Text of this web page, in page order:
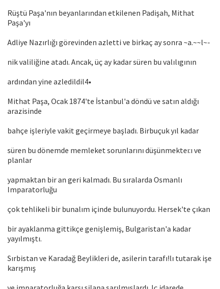
Rüştü Paşa'nın beyanlarından etkilenen Padişah, Mithat
Paşa'yı
Adliye Nazırlığı görevinden azletti ve birkaç ay sonra ~a.~~l~-
nik valiliğine atadı. Ancak, üç ay kadar süren bu valılıgının
ardından yine azledildil4•
Mithat Paşa, Ocak 1874'te İstanbul'a döndü ve satın aldığı
arazisinde
bahçe işleriyle vakit geçirmeye başladı. Birbuçuk yıl kadar
süren bu dönemde memleket sorunlarını düşünmekteı:ı ve
planlar
yapmaktan bir an geri kalmadı. Bu sıralarda Osmanlı
Imparatorluğu
çok tehlikeli bir bunalım içinde bulunuyordu. Hersek'te çıkan
bir ayaklanma gittikçe genişlemiş, Bulgaristan'a kadar
yayılmıştı.
Sırbistan ve Karadağ Beylikleri de, asilerin tarafı!lı tutarak işe
karışmış